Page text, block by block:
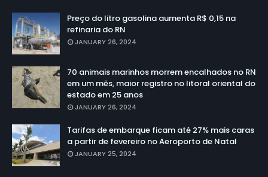
Preço do litro gasolina aumenta R$ 0,15 na
refinaria do RN
JANUARY 26, 2024
70 animais marinhos morrem encalhados no RN
em um mês, maior registro no litoral oriental do
estado em 25 anos
JANUARY 26, 2024
Tarifas de embarque ficam até 27% mais caras
a partir de fevereiro no Aeroporto de Natal
JANUARY 25, 2024